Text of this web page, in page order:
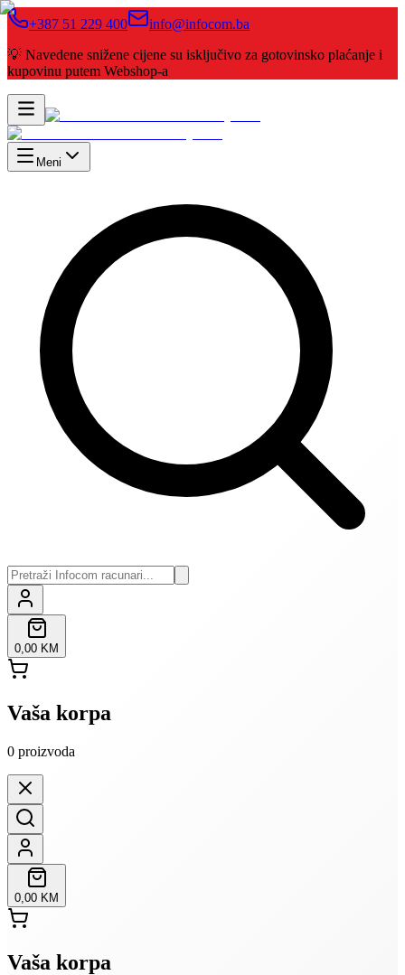
+387 51 229 400
info@infocom.ba
💡 Navedene snižene cijene su isključivo za gotovinsko plaćanje i
kupovinu putem Webshop-a
Meni
0,00 KM
Vaša korpa
0 proizvoda
0,00 KM
Vaša korpa